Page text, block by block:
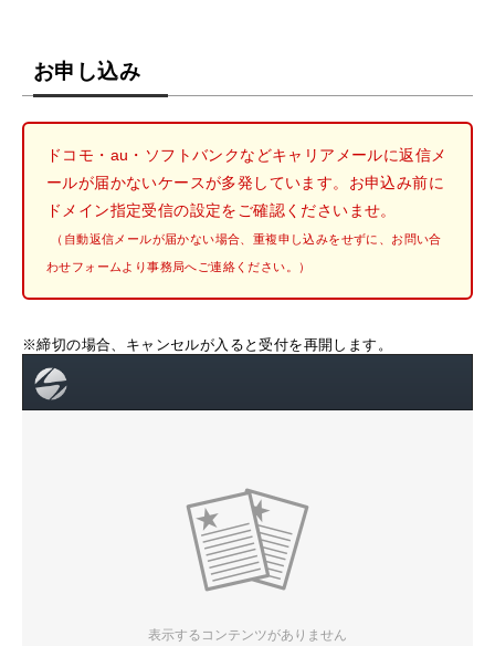
お申し込み
ドコモ・au・ソフトバンクなどキャリアメールに返信メ
ールが届かないケースが多発しています。お申込み前に
ドメイン指定受信の設定をご確認くださいませ。
（自動返信メールが届かない場合、重複申し込みをせずに、お問い合
わせフォームより事務局へご連絡ください。）
※締切の場合、キャンセルが入ると受付を再開します。